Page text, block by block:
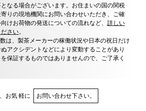
なる場合がございます。お住まいの国の関税
りの現地機関にお問い合わせいただき、ご確
けお荷物の発送についての流れなど、 詳しい
さい。
は、製茶メーカーの稼働状況や日本の祝日だけ
アクシデントなどにより変動することがあり
保証するものではありませんので、ご了承く
お気 軽に お問い合わせ下さい。